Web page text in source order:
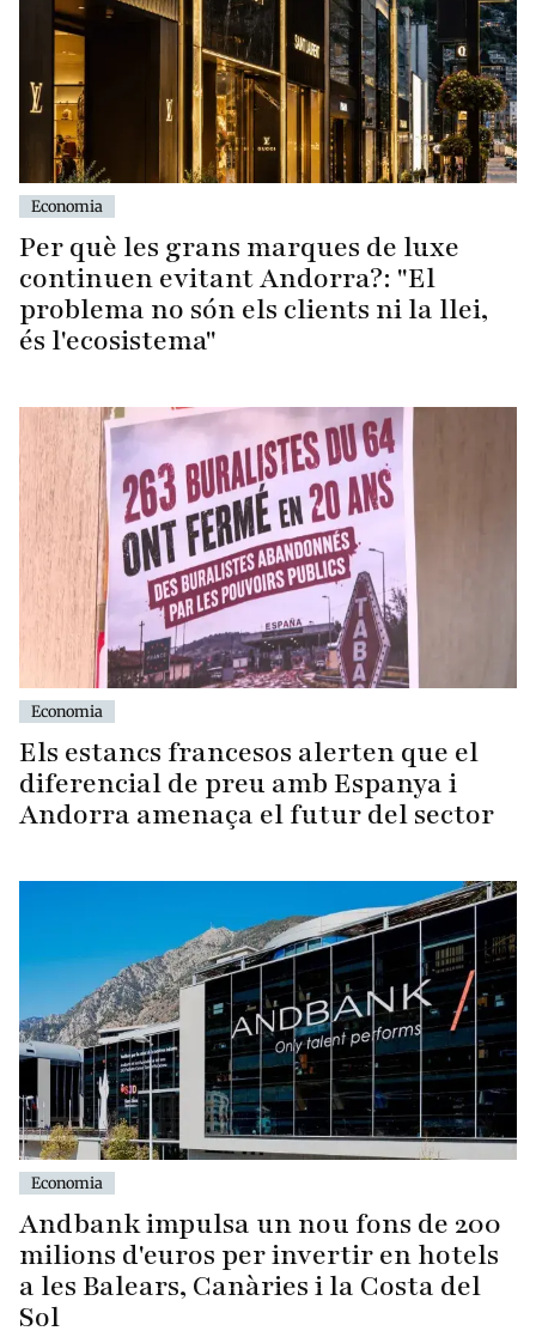
Economia
Per què les grans marques de luxe
continuen evitant Andorra?: "El
problema no són els clients ni la llei,
és l'ecosistema"
Economia
Els estancs francesos alerten que el
diferencial de preu amb Espanya i
Andorra amenaça el futur del sector
Economia
Andbank impulsa un nou fons de 200
milions d'euros per invertir en hotels
a les Balears, Canàries i la Costa del
Sol